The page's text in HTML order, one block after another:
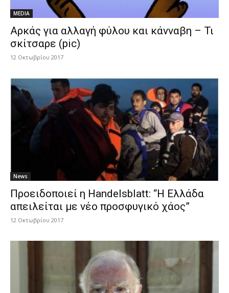
MEDIA
Αρκάς για αλλαγή φύλου και κάνναβη – Τι
σκίτσαρε (pic)
12 Οκτωβρίου 2017
News
Προειδοποιεί η Handelsblatt: “H Ελλάδα
απειλείται με νέο προσφυγικό χάος”
12 Οκτωβρίου 2017